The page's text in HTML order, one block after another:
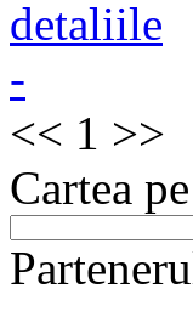
<< 1 >>
Cartea